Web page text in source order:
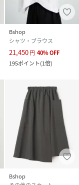
Bshop
シャツ・ブラウス
21,450円 40%OFF
195ポイント(1倍)
Bshop